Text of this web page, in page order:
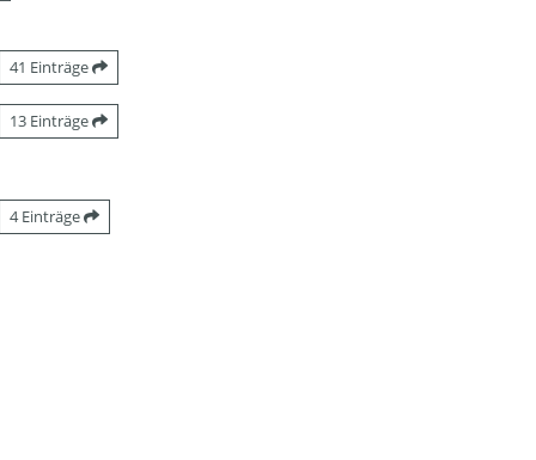
41 Einträge
13 Einträge
4 Einträge